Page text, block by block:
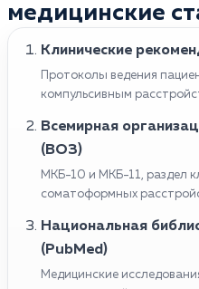
медицинские
Клинические
Протоколы ведения
компульсивным
Всемирная
(ВОЗ)
МКБ-10 и МКБ-11, раздел
соматоформных
Национальная
(PubMed)
Медицинские